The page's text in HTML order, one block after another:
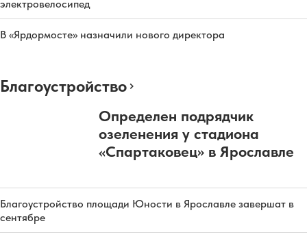
электровелосипед
В «Ярдормосте» назначили нового директора
Благоустройство
Определен подрядчик
озеленения у стадиона
«Спартаковец» в Ярославле
Благоустройство площади Юности в Ярославле завершат в
сентябре